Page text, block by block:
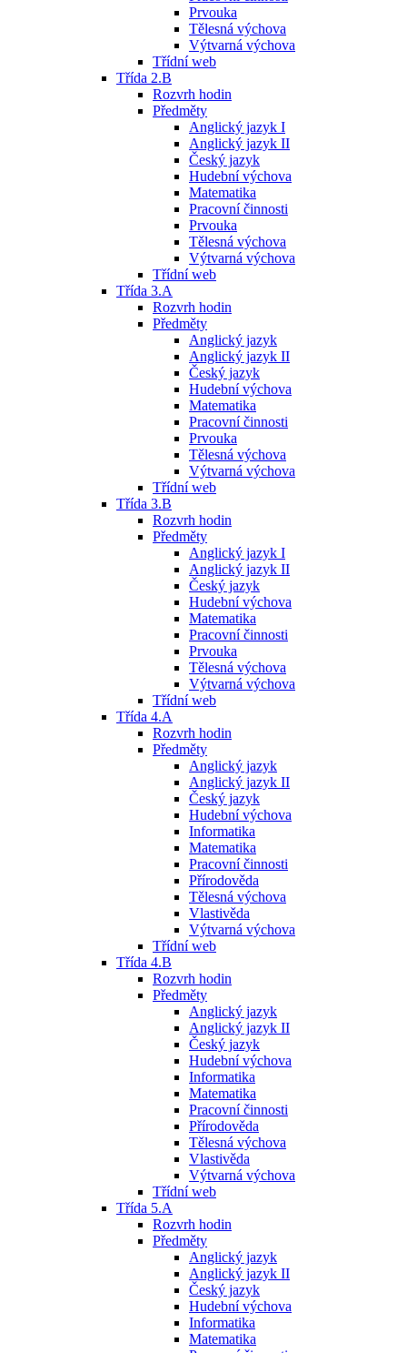
Prvouka
Tělesná výchova
Výtvarná výchova
Třídní web
Třída 2.B
Rozvrh hodin
Předměty
Anglický jazyk I
Anglický jazyk II
Český jazyk
Hudební výchova
Matematika
Pracovní činnosti
Prvouka
Tělesná výchova
Výtvarná výchova
Třídní web
Třída 3.A
Rozvrh hodin
Předměty
Anglický jazyk
Anglický jazyk II
Český jazyk
Hudební výchova
Matematika
Pracovní činnosti
Prvouka
Tělesná výchova
Výtvarná výchova
Třídní web
Třída 3.B
Rozvrh hodin
Předměty
Anglický jazyk I
Anglický jazyk II
Český jazyk
Hudební výchova
Matematika
Pracovní činnosti
Prvouka
Tělesná výchova
Výtvarná výchova
Třídní web
Třída 4.A
Rozvrh hodin
Předměty
Anglický jazyk
Anglický jazyk II
Český jazyk
Hudební výchova
Informatika
Matematika
Pracovní činnosti
Přírodověda
Tělesná výchova
Vlastivěda
Výtvarná výchova
Třídní web
Třída 4.B
Rozvrh hodin
Předměty
Anglický jazyk
Anglický jazyk II
Český jazyk
Hudební výchova
Informatika
Matematika
Pracovní činnosti
Přírodověda
Tělesná výchova
Vlastivěda
Výtvarná výchova
Třídní web
Třída 5.A
Rozvrh hodin
Předměty
Anglický jazyk
Anglický jazyk II
Český jazyk
Hudební výchova
Informatika
Matematika